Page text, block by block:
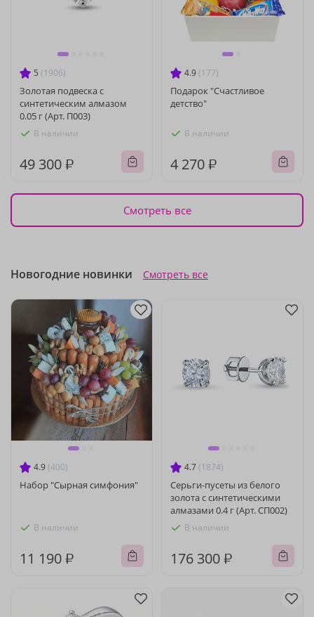
5 (1906)
Золотая подвеска с
синтетическим алмазом
0.05 г (Арт. П003)
В наличии
49 300 ₽
4.9 (177)
Подарок "Счастливое
детство"
В наличии
4 270 ₽
Смотреть все
Новогодние новинки Смотреть все
4.9 (400)
Набор "Сырная симфония"
В наличии
11 190 ₽
4.7 (1874)
Серьги-пусеты из белого
золота с синтетическими
алмазами 0.4 г (Арт. СП002)
В наличии
176 300 ₽